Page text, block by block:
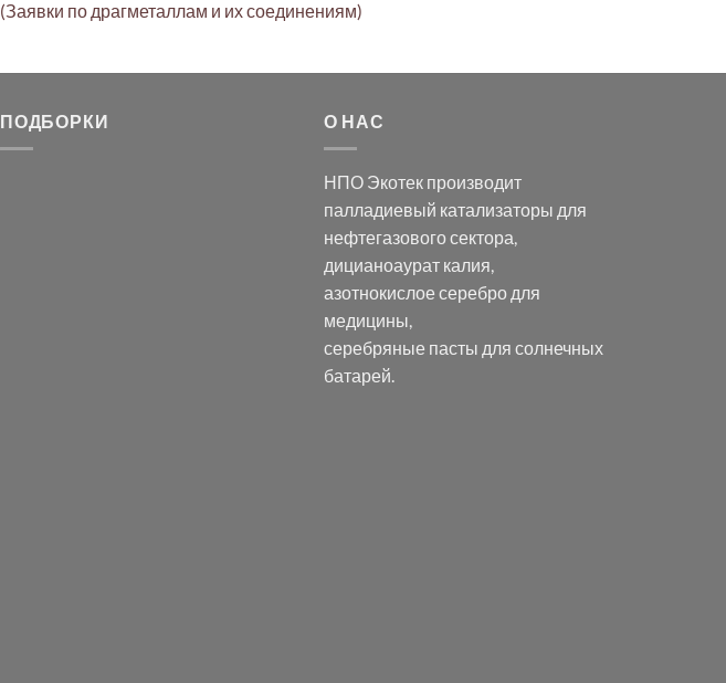
(Заявки по драгметаллам и их соединениям)
ПОДБОРКИ О НАС
НПО Экотек производит
палладиевый катализаторы для
нефтегазового сектора,
дицианоаурат калия,
азотнокислое серебродля
медицины,
серебряные пасты для солнечных
батарей.